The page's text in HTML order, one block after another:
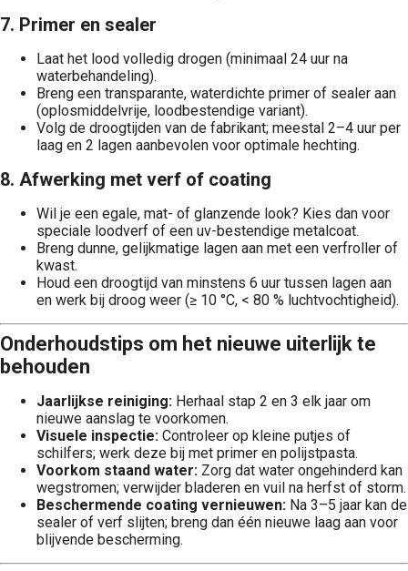
7. Primer en sealer
Laat het lood volledig drogen (minimaal 24 uur na
waterbehandeling).
Breng een transparante, waterdichte primer of sealer aan
(oplosmiddelvrije, loodbestendige variant).
Volg de droogtijden van de fabrikant; meestal 2–4 uur per
laag en 2 lagen aanbevolen voor optimale hechting.
8. Afwerking met verf of coating
Wil je een egale, mat- of glanzende look? Kies dan voor
speciale loodverf of een uv-bestendige metalcoat.
Breng dunne, gelijkmatige lagen aan met een verfroller of
kwast.
Houd een droogtijd van minstens 6 uur tussen lagen aan
en werk bij droog weer (≥ 10 °C, < 80 % luchtvochtigheid).
Onderhoudstips om het nieuwe uiterlijk te
behouden
Jaarlijkse reiniging: Herhaal stap 2 en 3 elk jaar om
nieuwe aanslag te voorkomen.
Visuele inspectie: Controleer op kleine putjes of
schilfers; werk deze bij met primer en polijstpasta.
Voorkom staand water: Zorg dat water ongehinderd kan
wegstromen; verwijder bladeren en vuil na herfst of storm.
Beschermende coating vernieuwen: Na 3–5 jaar kan de
sealer of verf slijten; breng dan één nieuwe laag aan voor
blijvende bescherming.